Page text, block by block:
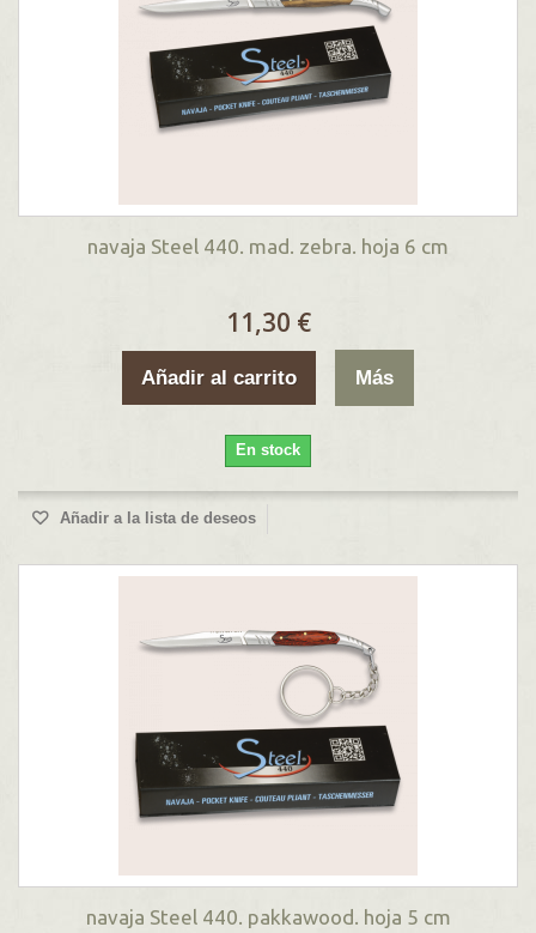
navaja Steel 440. mad. zebra. hoja 6 cm
11,30 €
Añadir al carrito Más
En stock
Añadir a la lista de deseos
navaja Steel 440. pakkawood. hoja 5 cm